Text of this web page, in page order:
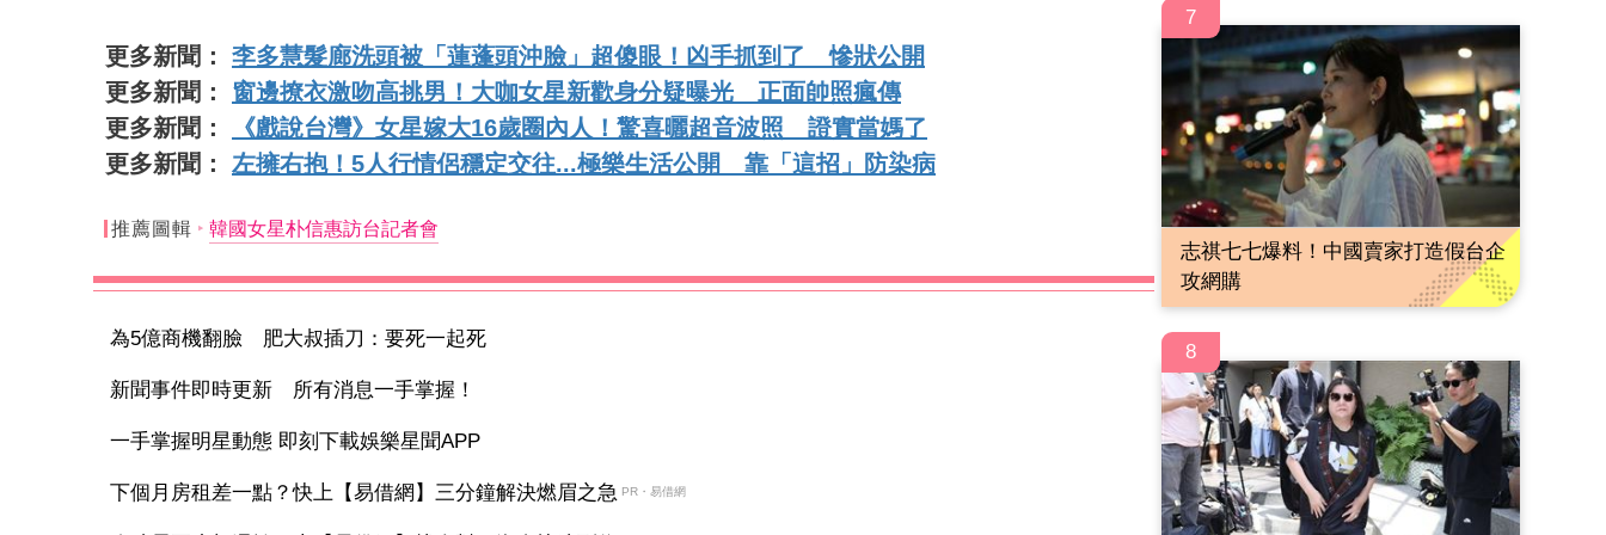
更多新聞： 李多慧髮廊洗頭被「蓮蓬頭沖臉」超傻眼！凶手抓到了 慘狀公開
更多新聞： 窗邊撩衣激吻高挑男！大咖女星新歡身分疑曝光 正面帥照瘋傳
更多新聞：
《戲說台灣》女星嫁大16歲圈內人！驚喜曬超音波照 證實當媽了
更多新聞： 左擁右抱！5人行情侶穩定交往...極樂生活公開 靠「這招」防染病
推薦圖輯 韓國女星朴信惠訪台記者會
為5億商機翻臉 肥大叔插刀：要死一起死
新聞事件即時更新 所有消息一手掌握！
一手掌握明星動態 即刻下載娛樂星聞APP
下個月房租差一點？快上【易借網】三分鐘解決燃眉之急 PR・易借網
7
志祺七七爆料！中國賣家打造假台企
攻網購
8